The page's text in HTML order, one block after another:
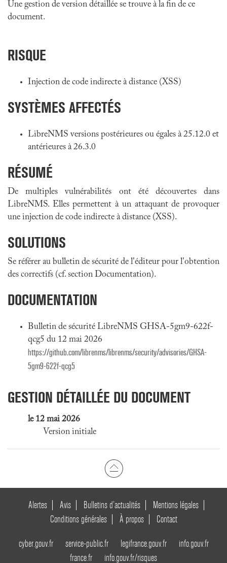
Une gestion de version détaillée se trouve à la fin de ce
document.
RISQUE
Injection de code indirecte à distance (XSS)
SYSTÈMES AFFECTÉS
LibreNMS versions postérieures ou égales à 25.12.0 et
antérieures à 26.3.0
RÉSUMÉ
De multiples vulnérabilités ont été découvertes dans
LibreNMS. Elles permettent à un attaquant de provoquer
une injection de code indirecte à distance (XSS).
SOLUTIONS
Se référer au bulletin de sécurité de l'éditeur pour l'obtention
des correctifs (cf. section Documentation).
DOCUMENTATION
Bulletin de sécurité LibreNMS GHSA-5gm9-622f-
qcg5 du 12 mai 2026
https://github.com/librenms/librenms/security/advisories/GHSA-
5gm9-622f-qcg5
GESTION DÉTAILLÉE DU DOCUMENT
le 12 mai 2026
Version initiale
Alertes Avis Bulletins d’actualités
Mentions légales
Conditions générales
À propos Contact
cyber.gouv.fr service-public.fr legifrance.gouv.fr
info.gouv.fr
france.fr
info.gouv.fr/risques